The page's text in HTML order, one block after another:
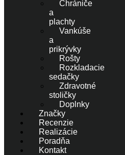
Chrániče
a
plachty
Vankúše
a
prikrývky
Rošty
Rozkladacie
sedačky
Zdravotné
stoličky
Doplnky
Značky
Recenzie
Realizácie
Poradňa
Kontakt